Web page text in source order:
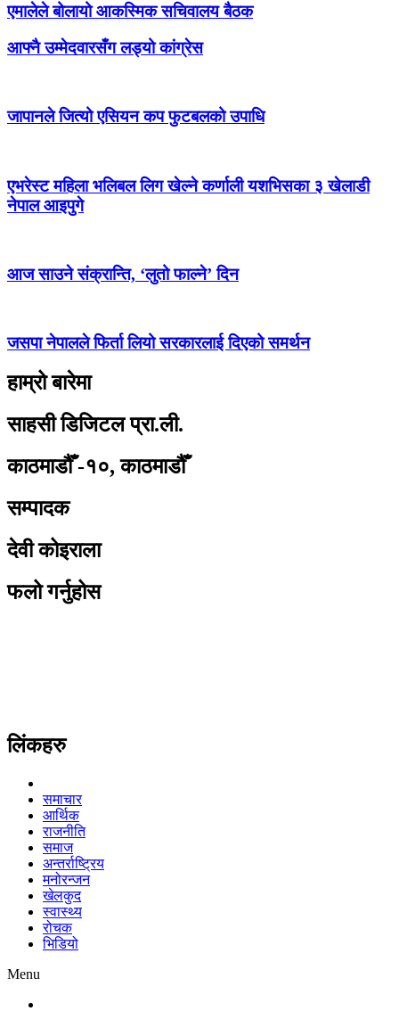
एमालेले बोलायो आकस्मिक सचिवालय बैठक
आफ्नै उम्मेदवारसँग लड्यो कांग्रेस
जापानले जित्यो एसियन कप फुटबलको उपाधि
एभरेस्ट महिला भलिबल लिग खेल्ने कर्णाली यशभिसका ३ खेलाडी
नेपाल आइपुगे
आज साउने संक्रान्ति, ‘लुतो फाल्ने’ दिन
जसपा नेपालले फिर्ता लियो सरकारलाई दिएको समर्थन
हाम्रो बारेमा
साहसी डिजिटल प्रा.ली.
काठमाडौँ -१०, काठमाडौँ
सम्पादक
देवी कोइराला
फलो गर्नुहोस
लिंकहरु
समाचार
आर्थिक
राजनीति
समाज
अन्तर्राष्ट्रिय
मनोरन्जन
खेलकुद
स्वास्थ्य
रोचक
भिडियो
Menu